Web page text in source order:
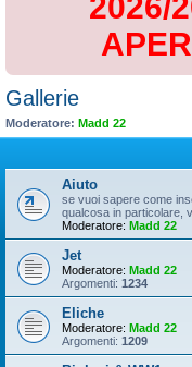
Gallerie
Moderatore: Madd 22
Aiuto
se vuoi sapere come
qualcosa in particolare,
Moderatore: Madd 22
Jet
Moderatore: Madd 22
Argomenti: 1234
Eliche
Moderatore: Madd 22
Argomenti: 1209